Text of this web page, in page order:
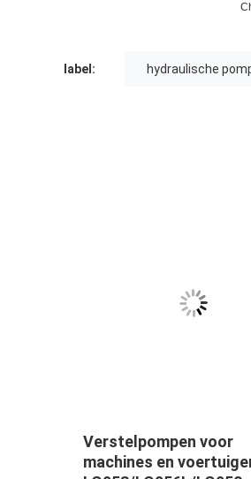
label: hydraulische
Verstelpompen voor
machines en